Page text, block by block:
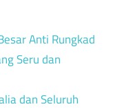
Anti Rungkad
Seru dan
dan Seluruh